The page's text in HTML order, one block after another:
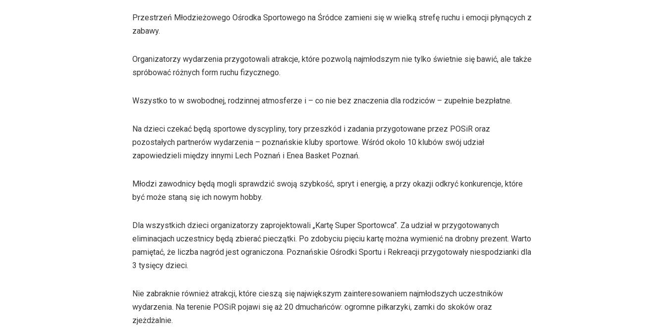
Przestrzeń Młodzieżowego Ośrodka Sportowego na Śródce zamieni się w wielką strefę ruchu i emocji płynących z
zabawy.
Organizatorzy wydarzenia przygotowali atrakcje, które pozwolą najmłodszym nie tylko świetnie się bawić, ale także
spróbować różnych form ruchu fizycznego.
Wszystko to w swobodnej, rodzinnej atmosferze i – co nie bez znaczenia dla rodziców – zupełnie bezpłatne.
Na dzieci czekać będą sportowe dyscypliny, tory przeszkód i zadania przygotowane przez POSiR oraz
pozostałych partnerów wydarzenia – poznańskie kluby sportowe. Wśród około 10 klubów swój udział
zapowiedzieli między innymi Lech Poznań i Enea Basket Poznań.
Młodzi zawodnicy będą mogli sprawdzić swoją szybkość, spryt i energię, a przy okazji odkryć konkurencje, które
być może staną się ich nowym hobby.
Dla wszystkich dzieci organizatorzy zaprojektowali „Kartę Super Sportowca”. Za udział w przygotowanych
eliminacjach uczestnicy będą zbierać pieczątki. Po zdobyciu pięciu kartę można wymienić na drobny prezent. Warto
pamiętać, że liczba nagród jest ograniczona. Poznańskie Ośrodki Sportu i Rekreacji przygotowały niespodzianki dla
3 tysięcy dzieci.
Nie zabraknie również atrakcji, które cieszą się największym zainteresowaniem najmłodszych uczestników
wydarzenia. Na terenie POSiR pojawi się aż 20 dmuchańców: ogromne piłkarzyki, zamki do skoków oraz
zjeżdżalnie.